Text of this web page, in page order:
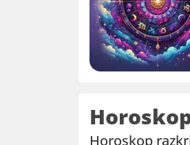
Horoskop